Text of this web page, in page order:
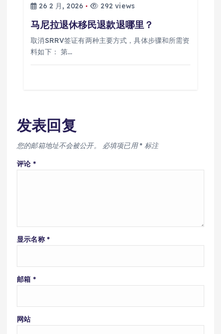
26 2 月, 2026
292 views
马尼拉退休移民退款退哪里？
取消SRRV签证有两种主要方式，具体步骤和所需资
料如下： 第…
发表回复
您的邮箱地址不会被公开。 必填项已用* 标注
评论 *
显示名称 *
邮箱 *
网站